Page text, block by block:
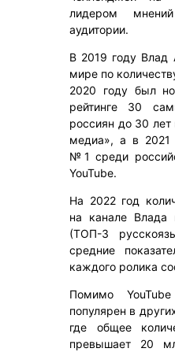
лидером
аудитории.
В 2019 году Влад
мире по
2020 году был
рейтинге 30
россиян до 30 лет
медиа», а в 2021
№1 среди
YouTube.
На 2022 год
на канале
(ТОП-3
средние
каждого ролика
Помимо
популярен в
где общее
превышает 20